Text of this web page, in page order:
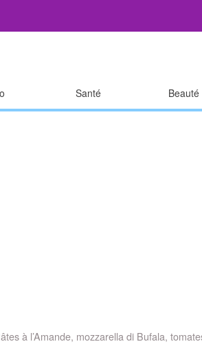
Santé Beauté
à l’Amande, mozzarella di Bufala,